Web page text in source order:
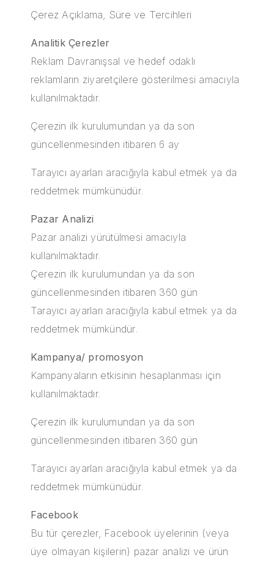
Çerez Açıklama, Süre ve Tercihleri
Analitik Çerezler
Reklam Davranışsal ve hedef odaklı
reklamların ziyaretçilere gösterilmesi amacıyla
kullanılmaktadır.
Çerezin ilk kurulumundan ya da son
güncellenmesinden itibaren 6 ay
Tarayıcı ayarları aracığıyla kabul etmek ya da
reddetmek mümkünüdür.
Pazar Analizi
Pazar analizi yürütülmesi amacıyla
kullanılmaktadır.
Çerezin ilk kurulumundan ya da son
güncellenmesinden itibaren 360 gün
Tarayıcı ayarları aracığıyla kabul etmek ya da
reddetmek mümkündür.
Kampanya/ promosyon
Kampanyaların etkisinin hesaplanması için
kullanılmaktadır.
Çerezin ilk kurulumundan ya da son
güncellenmesinden itibaren 360 gün
Tarayıcı ayarları aracığıyla kabul etmek ya da
reddetmek mümkünüdür.
Facebook
Bu tür çerezler, Facebook üyelerinin (veya
üye olmayan kişilerin) pazar analizi ve ürün